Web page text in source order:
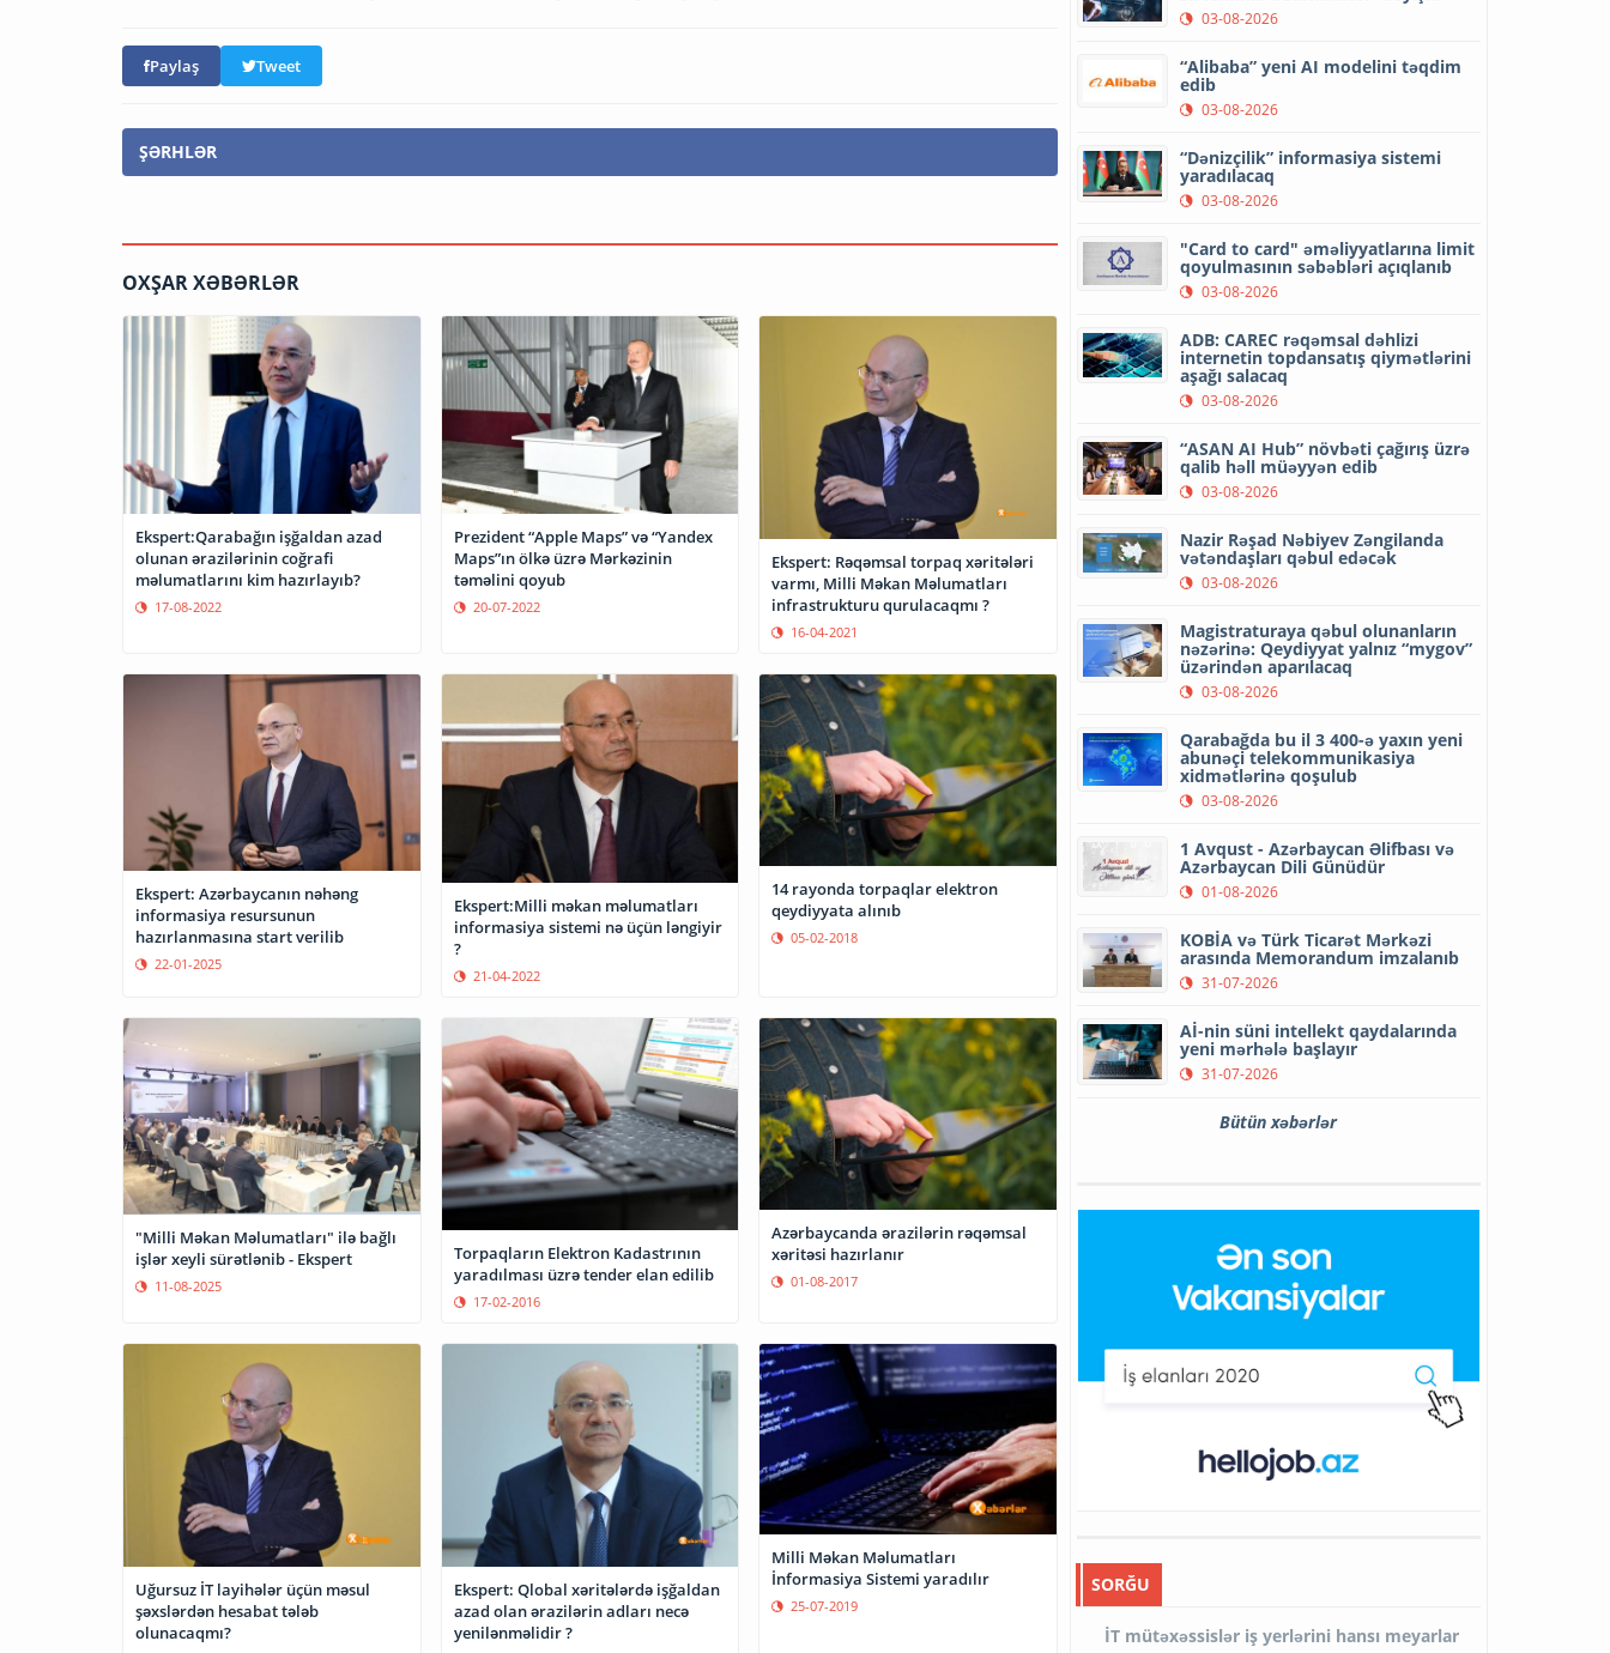
Paylaş Tweet
ŞƏRHLƏR
OXŞAR XƏBƏRLƏR
Ekspert:Qarabağın işğaldan azad
olunan ərazilərinin coğrafi
məlumatlarını kim hazırlayıb?
17-08-2022
Prezident “Apple Maps” və “Yandex
Maps”ın ölkə üzrə Mərkəzinin
təməlini qoyub
20-07-2022
Ekspert: Rəqəmsal torpaq xəritələri
varmı, Milli Məkan Məlumatları
infrastrukturu qurulacaqmı ?
16-04-2021
Ekspert: Azərbaycanın nəhəng
informasiya resursunun
hazırlanmasına start verilib
22-01-2025
Ekspert:Milli məkan məlumatları
informasiya sistemi nə üçün ləngiyir
?
21-04-2022
14 rayonda torpaqlar elektron
qeydiyyata alınıb
05-02-2018
"Milli Məkan Məlumatları" ilə bağlı
işlər xeyli sürətlənib - Ekspert
11-08-2025
Torpaqların Elektron Kadastrının
yaradılması üzrə tender elan edilib
17-02-2016
Azərbaycanda ərazilərin rəqəmsal
xəritəsi hazırlanır
01-08-2017
Uğursuz İT layihələr üçün məsul
şəxslərdən hesabat tələb
olunacaqmı?
Ekspert: Qlobal xəritələrdə işğaldan
azad olan ərazilərin adları necə
yenilənməlidir ?
Milli Məkan Məlumatları
İnformasiya Sistemi yaradılır
25-07-2019
03-08-2026
“Alibaba” yeni AI modelini təqdim
edib
03-08-2026
“Dənizçilik” informasiya sistemi
yaradılacaq
03-08-2026
"Card to card" əməliyyatlarına limit
qoyulmasının səbəbləri açıqlanıb
03-08-2026
ADB: CAREC rəqəmsal dəhlizi
internetin topdansatış qiymətlərini
aşağı salacaq
03-08-2026
“ASAN AI Hub” növbəti çağırış üzrə
qalib həll müəyyən edib
03-08-2026
Nazir Rəşad Nəbiyev Zəngilanda
vətəndaşları qəbul edəcək
03-08-2026
Magistraturaya qəbul olunanların
nəzərinə: Qeydiyyat yalnız “mygov”
üzərindən aparılacaq
03-08-2026
Qarabağda bu il 3 400-ə yaxın yeni
abunəçi telekommunikasiya
xidmətlərinə qoşulub
03-08-2026
1 Avqust - Azərbaycan Əlifbası və
Azərbaycan Dili Günüdür
01-08-2026
KOBİA və Türk Ticarət Mərkəzi
arasında Memorandum imzalanıb
31-07-2026
Aİ-nin süni intellekt qaydalarında
yeni mərhələ başlayır
31-07-2026
Bütün xəbərlər
SORĞU
İT mütəxəssislər iş yerlərini hansı meyarlar